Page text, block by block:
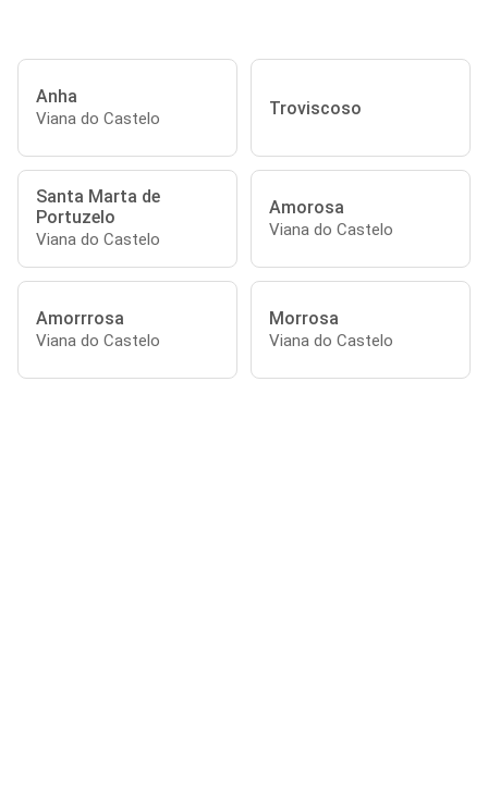
Anha
Viana do Castelo Troviscoso
Santa Marta de
Portuzelo
Viana do Castelo
Amorosa
Viana do Castelo
Amorrrosa
Viana do Castelo
Morrosa
Viana do Castelo